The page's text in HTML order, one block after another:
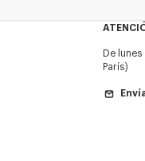
De
París)